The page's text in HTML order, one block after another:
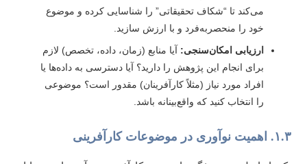
می‌کند تا “شکاف تحقیقاتی” را شناسایی کرده و موضوع
خود را منحصربه‌فرد و با ارزش سازید.
ارزیابی امکان‌سنجی:آیا منابع (زمان، داده، تخصص) لازم
برای انجام این پژوهش را دارید؟ آیا دسترسی به داده‌ها یا
افراد مورد نیاز (مثلاً کارآفرینان) مقدور است؟ موضوعی
را انتخاب کنید که واقع‌بینانه باشد.